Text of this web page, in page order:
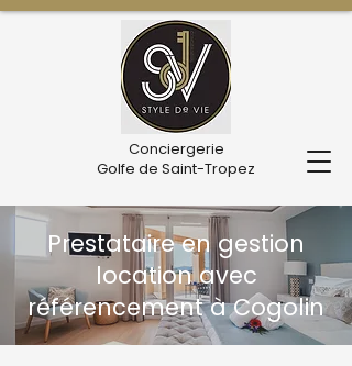
Conciergerie
Golfe de Saint-Tropez
Prestataire en gestion
location avec
référencement à Cogolin